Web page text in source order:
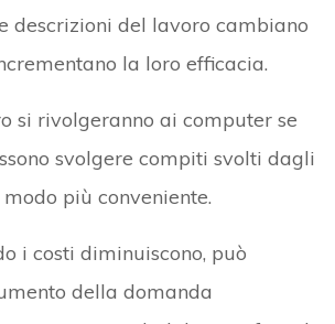
descrizioni del lavoro cambiano
la loro efficacia.
si rivolgeranno ai computer se
svolgere compiti svolti dagli
più conveniente.
i costi diminuiscono, può
della domanda